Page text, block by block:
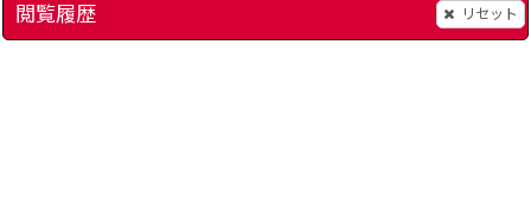
閲覧履歴 リセット